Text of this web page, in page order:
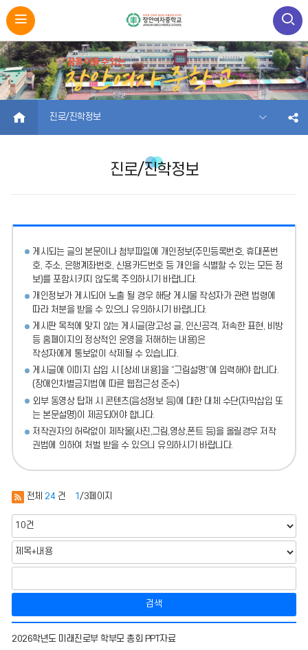
HOME 진로/진학정보
진로/진학정보
게시되는 글의 본문이나 첨부파일에
개인정보(주민등록번호, 휴대폰번
호, 주소, 은행계좌번호, 신용카드번호 등 개인을 식별할 수 있는 모든 정
보)를 포함시키지 않도록 주의하시기 바랍니다.
개인정보가 게시되어 노출 될 경우 해당 게시물 작성자가 관련 법령에
따라 처분을 받을 수 있으니 유의하시기 바랍니다.
게시판 목적에 맞지 않는 게시글(광고성 글, 인신공격, 저속한 표현, 비방
등 홈페이지의 정상적인 운영을 저해하는 내용)은
작성자에게 통보없이 삭제될 수 있습니다.
게시글에 이미지 삽입 시 [상세 내용]을 “그림설명”에 입력해야 합니다.
(장애인차별금지법에 따른 웹접근성 준수)
외부 동영상 탑재 시 콘텐츠(음성정보 등)에 대한 대체 수단(자막삽입 또
는 본문설명)이 제공되어야 합니다.
저작권자의 허락없이 제작물(사진,그림,영상,폰트 등)을 올릴경우 저작
권법에 의하여 처벌 받을 수 있으니 유의하시기 바랍니다.
전체 24 건 1 /3페이지
검색
로/
2026학년도 미래진로부 학부모 총회 PPT자료